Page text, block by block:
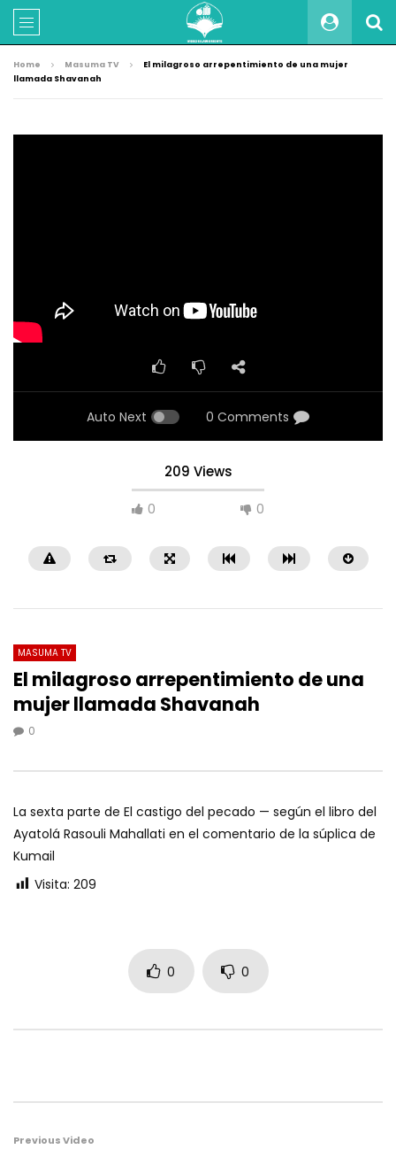
Home Masuma TV
El milagroso arrepentimiento de una mujer
llamada Shavanah
Auto Next 0 Comments
209 Views
0 0
27:40
Creer🔴
Imames son elegidos por
0
227 0
MASUMA TV
El milagroso arrepentimiento de una
mujer llamada Shavanah
0
La sexta parte de El castigo del pecado — según el libro del
Ayatolá Rasouli Mahallati en el comentario de la súplica de
Kumail
Visita: 209
0 0
Previous Video